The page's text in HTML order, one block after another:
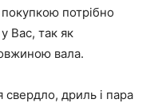
потрібно
Вас, так як
вала.
дриль і пара